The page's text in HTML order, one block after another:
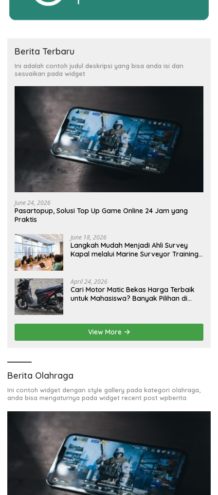
Berita Terbaru
Ini adalah contoh judul deskripsi yang bisa anda isi dan
sesuaikan pada widget
June 24, 2026
Pasartopup, Solusi Top Up Game Online 24 Jam yang
Praktis
June 18, 2026
Langkah Mudah Menjadi Ahli Survey
Kapal melalui Marine Surveyor Training
April 24, 2026
Cari Motor Matic Bekas Harga Terbaik
untuk Mahasiswa? Banyak Pilihan di
View More
Berita Olahraga
Ini contoh widget dengan style gallery pada kategori olahraga,
anda bisa mengaturnya pada widget recent post wpberita.